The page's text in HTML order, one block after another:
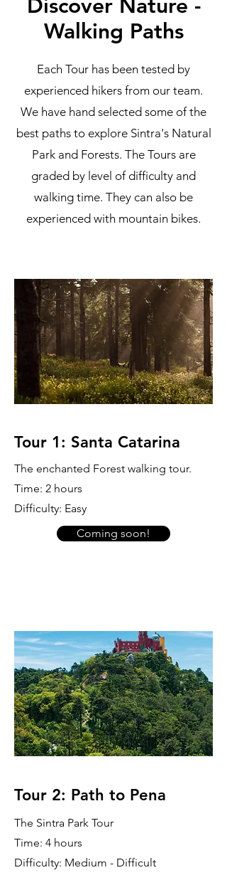
Discover Nature -
Walking Paths
Each Tour has been tested by
experienced hikers from our team.
We have hand selected some of the
best paths to explore Sintra's Natural
Park and Forests. The Tours are
graded by level of difficulty and
walking time. They can also be
experienced with mountain bikes.
Tour 1: Santa Catarina
The enchanted Forest walking tour.
Time: 2 hours
Difficulty: Easy
Coming soon!
Tour 2: Path to Pena
The Sintra Park Tour
Time: 4 hours
Difficulty: Medium - Difficult